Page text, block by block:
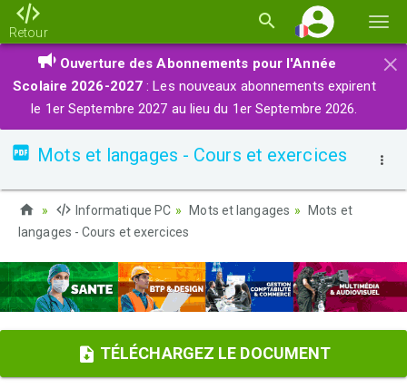
la
Retour
×
Ouverture des Abonnements pour l'Année
Scolaire 2026-2027 : Les nouveaux abonnements expirent
le 1er Septembre 2027 au lieu du 1er Septembre 2026.
Mots et langages - Cours et exercices
Informatique PC Mots et langages
Mots et
langages - Cours et exercices
TÉLÉCHARGEZ LE DOCUMENT